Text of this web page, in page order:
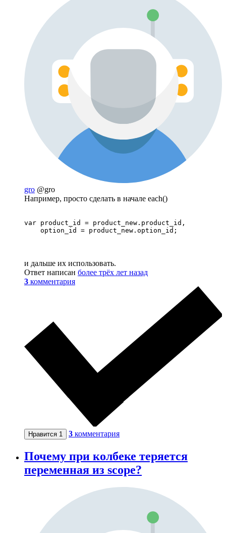
gro @gro
Например, просто сделать в начале each()
var product_id = product_new.product_id,
    option_id = product_new.option_id;
и дальше их использовать.
Ответ написан более трёх лет назад
3 комментария
Нравится 1 3 комментария
Почему при колбеке теряется
переменная из scope?